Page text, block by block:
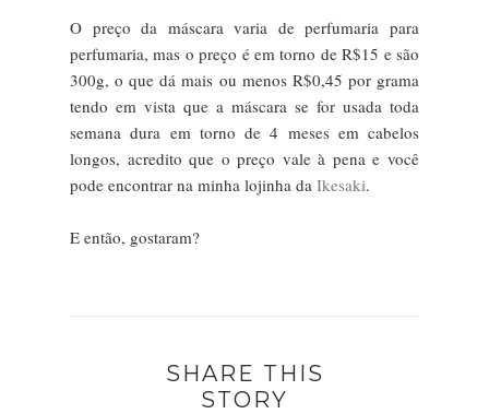
O preço da máscara varia de perfumaria para
perfumaria, mas o preço é em torno de R$15 e são
300g, o que dá mais ou menos R$0,45 por grama
tendo em vista que a máscara se for usada toda
semana dura em torno de 4 meses em cabelos
longos, acredito que o preço vale à pena e você
pode encontrar na minha lojinha da Ikesaki.
E então, gostaram?
SHARE THIS
STORY